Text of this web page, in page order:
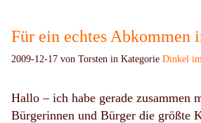
Für ein echtes Abkommen
2009-12-17 von Torsten in Kategorie Dinkel
Hallo – ich habe gerade zusammen
Bürgerinnen und Bürger die größte